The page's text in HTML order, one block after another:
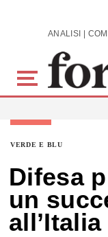
Skip to main
VERDE E BLU
Difesa
un
all’Italia